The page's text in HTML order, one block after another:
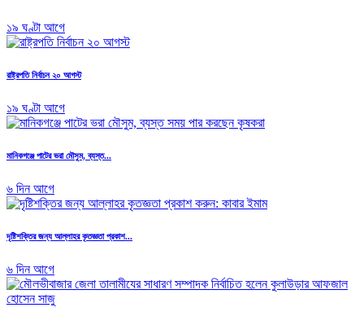
১৯ ঘণ্টা আগে
রাষ্ট্রপতি নির্বাচন ২০ আগস্ট
১৯ ঘণ্টা আগে
মানিকগঞ্জে পাটের ভরা মৌসুম, ব্যস্ত...
৬ দিন আগে
দৃষ্টিশক্তির জন্য আল্লাহর কৃতজ্ঞতা প্রকাশ...
৬ দিন আগে